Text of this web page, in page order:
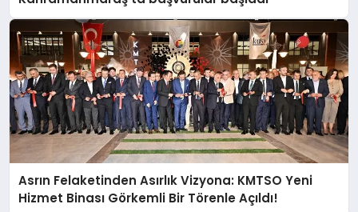
Asrın Felaketinden Asırlık Vizyona: KMTSO Yeni
Hizmet Binası Görkemli Bir Törenle Açıldı!